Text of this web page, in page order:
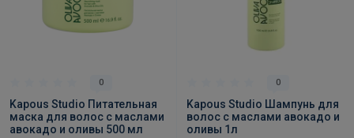
0
Kapous Studio Питательная
маска для волос с маслами
авокадо и оливы 500 мл
0
Kapous Studio Шампунь для
волос с маслами авокадо и
оливы 1л